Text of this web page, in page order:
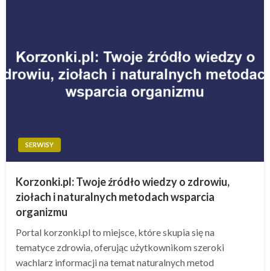
SERWISY
Korzonki.pl: Twoje źródło wiedzy o zdrowiu,
ziołach i naturalnych metodach wsparcia
organizmu
Portal korzonki.pl to miejsce, które skupia się na
tematyce zdrowia, oferując użytkownikom szeroki
wachlarz informacji na temat naturalnych metod